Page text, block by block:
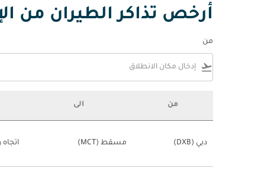
أرخص تذاكر الطيران من
من
flight_takeoff
من الى
دبي (DXB) مسقط (MCT) اتجاه